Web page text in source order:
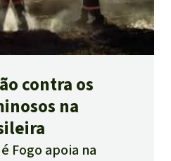
contra os
na
Fogo apoia na